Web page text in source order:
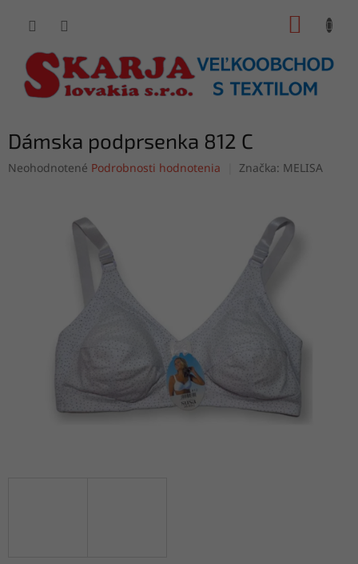
Dámska podprsenka 812 C
Priemerné
Neohodnotené Podrobnosti hodnotenia Značka: MELISA